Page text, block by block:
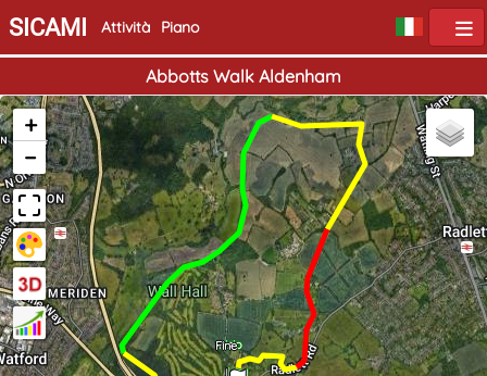
SICAMI Attività Piano
Abbotts Walk Aldenham
Inizio
Fine
+
−